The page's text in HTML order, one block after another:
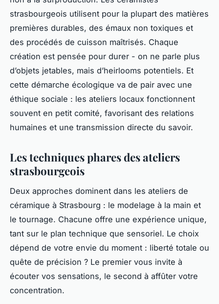
strasbourgeois utilisent pour la plupart des matières
premières durables, des émaux non toxiques et
des procédés de cuisson maîtrisés. Chaque
création est pensée pour durer - on ne parle plus
d’objets jetables, mais d’heirlooms potentiels. Et
cette démarche écologique va de pair avec une
éthique sociale : les ateliers locaux fonctionnent
souvent en petit comité, favorisant des relations
humaines et une transmission directe du savoir.
Les techniques phares des ateliers
strasbourgeois
Deux approches dominent dans les ateliers de
céramique à Strasbourg : le modelage à la main et
le tournage. Chacune offre une expérience unique,
tant sur le plan technique que sensoriel. Le choix
dépend de votre envie du moment : liberté totale ou
quête de précision ? Le premier vous invite à
écouter vos sensations, le second à affûter votre
concentration.